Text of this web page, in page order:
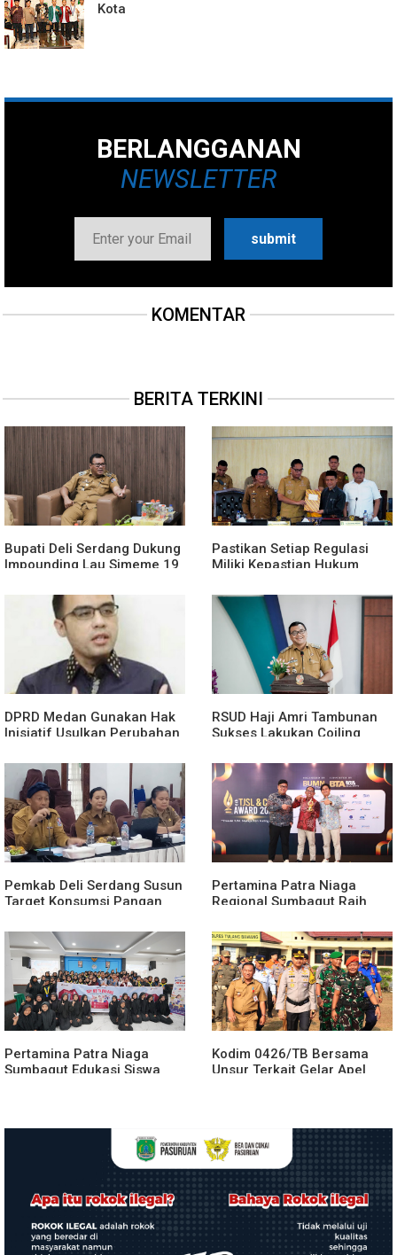
Kota
BERLANGGANAN
NEWSLETTER
KOMENTAR
BERITA TERKINI
Bupati Deli Serdang Dukung
Impounding Lau Simeme 19
Segera Dirasakan
Pastikan Setiap Regulasi
Miliki Kepastian Hukum
Dorong Pencabutan Perda
Lembaga Kemasyarakatan
DPRD Medan Gunakan Hak
Inisiatif Usulkan Perubahan
Kemiskinan
RSUD Haji Amri Tambunan
Sukses Lakukan Coiling
Pemkab Deli Serdang Susun
Target Konsumsi Pangan
Gizi
Pertamina Patra Niaga
Regional Sumbagut Raih
CSR Award 2026, Bukti
Nyata Komitmen
Keberlanjutan
Pertamina Patra Niaga
Sumbagut Edukasi Siswa
Kodim 0426/TB Bersama
Unsur Terkait Gelar Apel